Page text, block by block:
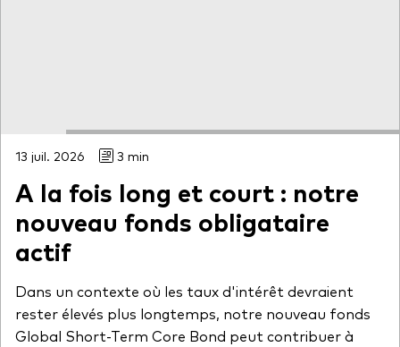
13 juil. 2026 3 min
A la fois long et court : notre
nouveau fonds obligataire
actif
Dans un contexte où les taux d'intérêt devraient
rester élevés plus longtemps, notre nouveau fonds
Global Short-Term Core Bond peut contribuer à